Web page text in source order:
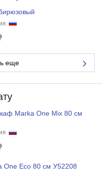
еще
Marka One Mix 80 см
One Eco 80 см У52208